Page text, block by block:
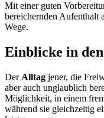
Mit einer guten
bereichernden
Wege.
Einblicke in
Der Alltag jener, die
aber auch unglaublich
Möglichkeit, in einem
während sie gleichzeitig